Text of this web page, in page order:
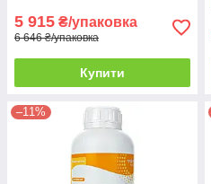
5 915 ₴/упаковка
6 646 ₴/упаковка
Купити
–11%